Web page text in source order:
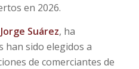
en 2026.
Jorge Suárez, ha
han sido elegidos a
de comerciantes de